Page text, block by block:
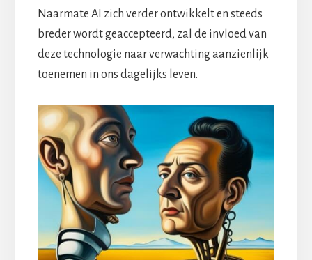
Naarmate AI zich verder ontwikkelt en steeds
breder wordt geaccepteerd, zal de invloed van
deze technologie naar verwachting aanzienlijk
toenemen in ons dagelijks leven.